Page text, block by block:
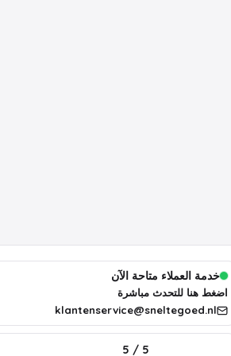
خدمة العملاء متاحة الآن
اضغط هنا للتحدث مباشرة
klantenservice@sneltegoed.nl
5 / 5